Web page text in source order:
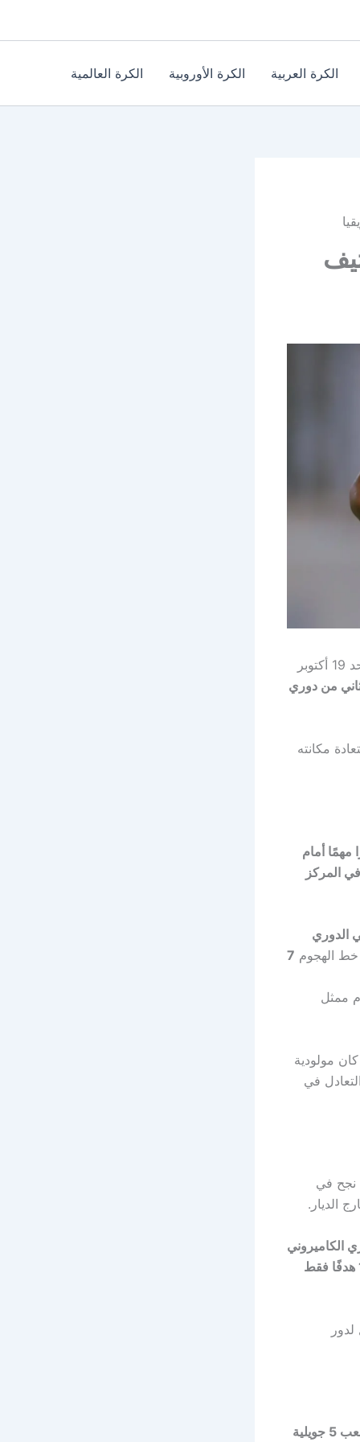
الكرة العربية الكرة الأوروبية الكرة العالمية
مساء اليوم الأحد 19 أكتوبر
من دوري
مكانته
مهمًا أمام
في المركز
الدوري
خط الهجوم 7
ممثل
مولودية
في
نجح في
الديار.
الكاميروني
لدور
جويلية